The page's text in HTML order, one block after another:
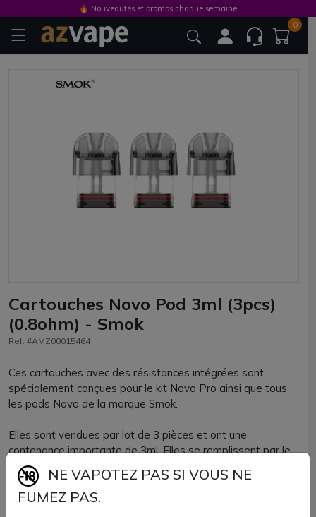
0
Cartouches Novo Pod 3ml (3pcs)
(0.8ohm) - Smok
Ref: #AMZ00015464
Ces cartouches avec des résistances intégrées sont
spécialement conçues pour le kit Novo Pro ainsi que tous
les pods Novo de la marque Smok.
Elles sont vendues par lot de 3 pièces et ont une
contenance importante de 3ml. Elles se remplissent par le
côté.
Cartouches Novo Pro disponibles avec plusieurs valeurs :
🔥 Nouveautés et promos chaque semaine
NE VAPOTEZ PAS SI VOUS NE
FUMEZ PAS.